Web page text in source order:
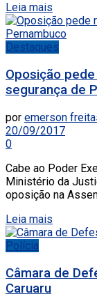
Leia mais
Destaques
Oposição
segurança de
por emerson
20/09/2017
0
Cabe ao Poder
Ministério da
oposição na
Leia mais
Polícia
Câmara de
Caruaru